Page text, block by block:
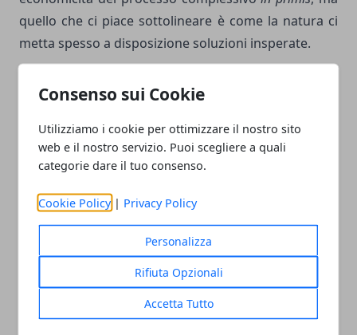
Consenso sui Cookie
Utilizziamo i cookie per ottimizzare il nostro sito
web e il nostro servizio. Puoi scegliere a quali
categorie dare il tuo consenso.
Cookie Policy | Privacy Policy
Personalizza
Rifiuta Opzionali
Accetta Tutto
quello che ci piace sottolineare è come la natura ci
metta spesso a disposizione soluzioni insperate.
Fonte: tuttogreen
Energia eolica: l'Europa ha
raggiunto i 100 gigawatt